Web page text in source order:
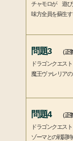
チャモロが 遊び
味方全員を蘇生
問題3
（
ドラゴンクエス
魔王ヴァレリア
問題4
（
ドラゴンクエス
ゾーマとの戦闘